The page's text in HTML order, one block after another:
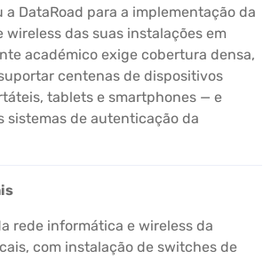
a DataRoad para a implementação da
wireless das suas instalações em
académico exige cobertura densa,
centenas de dispositivos
tablets e smartphones — e
sistemas de autenticação da
rede informática e wireless da
com instalação de switches de